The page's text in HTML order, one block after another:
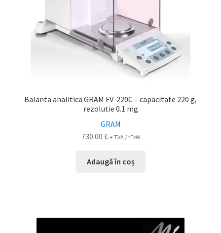
Balanta analitica GRAM FV-220C – capacitate 220 g,
rezolutie 0.1 mg
GRAM
730.00 € + TVA / *ExW
Adaugă în coș